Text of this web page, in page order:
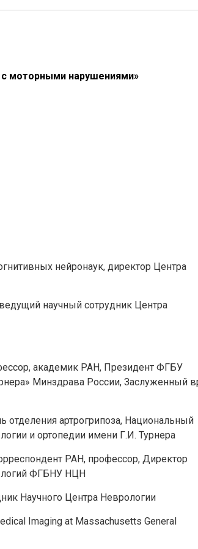
с моторными нарушениями»
нейронаук, директор Центра
научный сотрудник Центра
академик РАН, Президент ФГБУ
Минздрава России, Заслуженный
отделения артрогрипоза, Национальный
и ортопедии имени Г.И. Турнера
РАН, профессор, Директор
ФГБНУ НЦН
Научного Центра Неврологии
Imaging at Massachusetts General